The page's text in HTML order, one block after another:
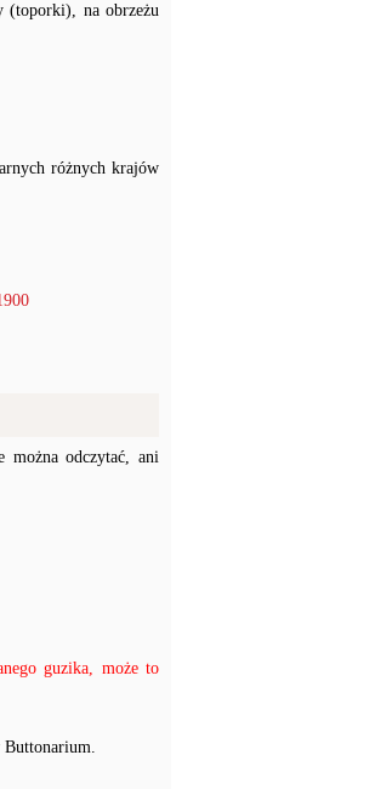
(toporki), na obrzeżu
różnych krajów
odczytać, ani
guzika, może to